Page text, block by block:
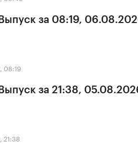
за 08:19,
08:19
за 21:38,
21:38